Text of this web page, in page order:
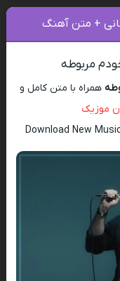
+ متن آهنگ
مربوطه
همراه با متن کامل و
موزیک
Download New